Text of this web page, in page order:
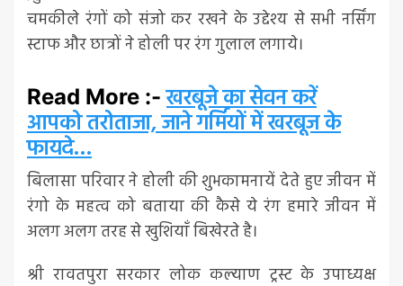
चमकीले रंगों को संजो कर रखने के उद्देश्य से सभी नर्सिंग
स्टाफ और छात्रों ने होली पर रंग गुलाल लगाये।
Read More :-खरबूजे का सेवन करें
आपको तरोताजा, जाने गर्मियों में खरबूज के
फायदे…
बिलासा परिवार ने होली की शुभकामनायें देते हुए जीवन में
रंगो के महत्व को बताया की कैसे ये रंग हमारे जीवन में
अलग अलग तरह से खुशियाँ बिखेरते है।
श्री रावतपुरा सरकार लोक कल्याण ट्रस्ट के उपाध्यक्ष